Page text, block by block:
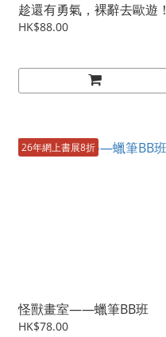
趁還有勇氣，裸辭去歐遊！
HK$88.00
26年網上書展8折
怪獸畫室——蠟筆BB班
HK$78.00